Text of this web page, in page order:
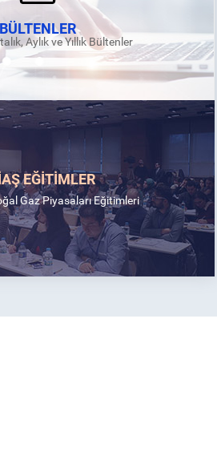
BÜLTENLER
Aylık ve Yıllık Bültenler
EĞİTİMLER
Gaz Piyasaları Eğitimleri